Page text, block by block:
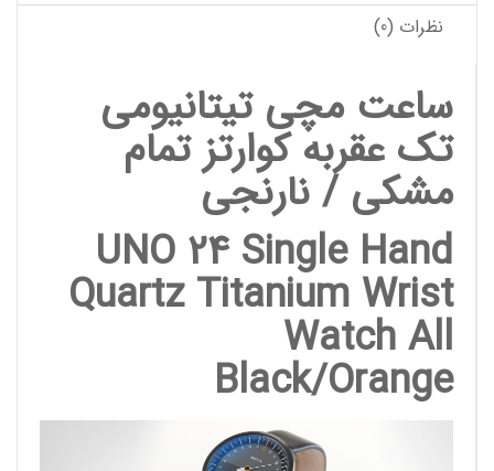
نظرات (0)
ساعت مچی تیتانیومی
تک عقربه کوارتز تمام
مشکی / نارنجی
UNO 24 Single Hand
Quartz Titanium Wrist
Watch All
Black/Orange